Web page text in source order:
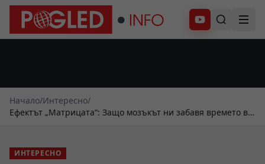
Абонирай се
Начало/Интересно/
Ефектът „Матрицата“: Защо мозъкът ни забавя времето в
ИНТЕРЕСНО